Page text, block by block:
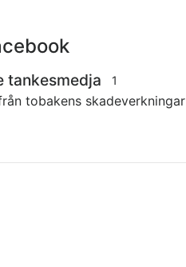
tankesmedja 1
tobakens skadeverkningar